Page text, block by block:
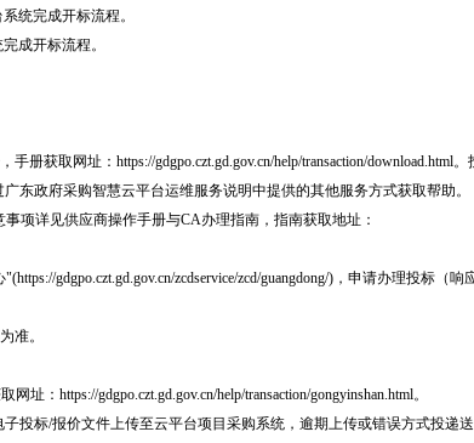
统完成开标流程。
成开标流程。
获取网址：https://gdgpo.czt.gd.gov.cn/help/transaction/download.html
东政府采购智慧云平台运维服务说明中提供的其他服务方式获取帮助。
项详见供应商操作手册与CA办理指南，指南获取地址：
gdgpo.czt.gd.gov.cn/zcdservice/zcd/guangdong/)，申请办理投标（响
准。
：https://gdgpo.czt.gd.gov.cn/help/transaction/gongyinshan.html。
投标/报价文件上传至云平台项目采购系统，逾期上传或错误方式投递